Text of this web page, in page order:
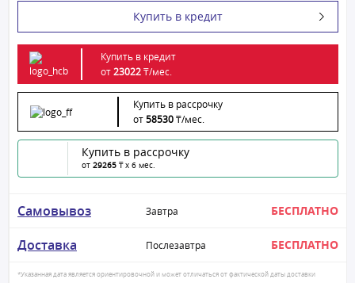
Купить в кредит
Купить в кредит
от23022₸/мес.
Купить в рассрочку
от58530₸/мес.
Купить в рассрочку
от 29265 ₸ x 6 мес.
Самовывоз Завтра БЕСПЛАТНО
Доставка Послезавтра БЕСПЛАТНО
*Указанная дата является ориентировочной и может отличаться от фактической даты доставки